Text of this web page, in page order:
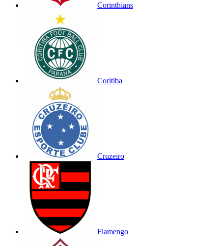
Corinthians
Coritiba
Cruzeiro
Flamengo